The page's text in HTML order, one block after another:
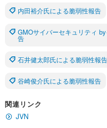
内田裕介氏による脆弱性報告
GMOサイバーセキュリティ
告
石井健太郎氏による脆弱性報告
谷崎俊介氏による脆弱性報告
関連リンク
JVN